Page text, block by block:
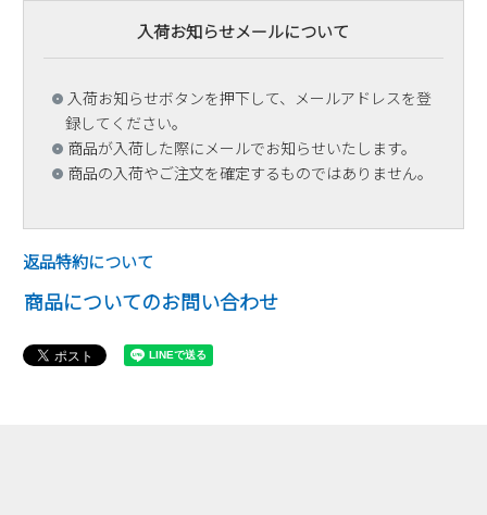
入荷お知らせメールについて
入荷お知らせボタンを押下して、メールアドレスを登
録してください。
商品が入荷した際にメールでお知らせいたします。
商品の入荷やご注文を確定するものではありません。
返品特約について
商品についてのお問い合わせ